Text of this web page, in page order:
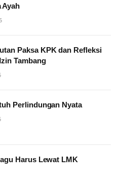
Ayah
Paksa KPK dan Refleksi
Tambang
Perlindungan Nyata
Harus Lewat LMK